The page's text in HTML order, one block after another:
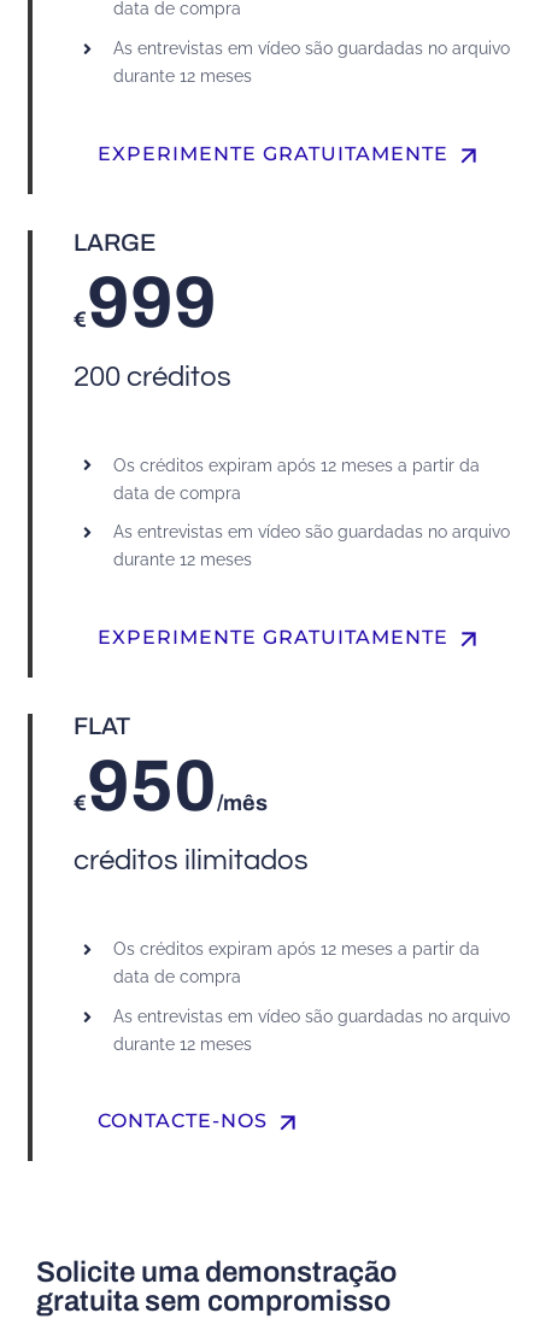
data de compra
As entrevistas em vídeo são guardadas no arquivo
durante 12 meses
EXPERIMENTE GRATUITAMENTE arrow_upward
LARGE
€999
200 créditos
Os créditos expiram após 12 meses a partir da
data de compra
As entrevistas em vídeo são guardadas no arquivo
durante 12 meses
EXPERIMENTE GRATUITAMENTE arrow_upward
FLAT
€950/mês
créditos ilimitados
Os créditos expiram após 12 meses a partir da
data de compra
As entrevistas em vídeo são guardadas no arquivo
durante 12 meses
CONTACTE-NOS arrow_upward
Solicite uma demonstração
gratuita sem compromisso